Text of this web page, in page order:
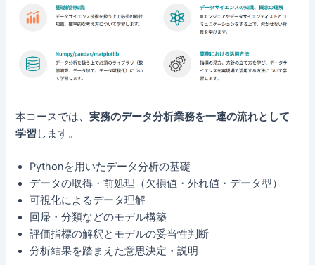
本コースでは、実務のデータ分析業務を一連の流れとして
学習 します。
Pythonを用いたデータ分析の基礎
データの取得・前処理（欠損値・外れ値・データ型）
可視化によるデータ理解
回帰・分類などのモデル構築
評価指標の解釈とモデルの妥当性判断
分析結果を踏まえた意思決定・説明